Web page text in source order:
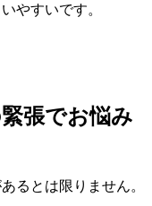
やすいです。
張でお悩み
るとは限りません。